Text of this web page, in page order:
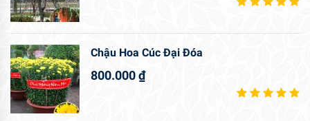
Chậu Hoa Cúc Đại Đóa
800.000₫